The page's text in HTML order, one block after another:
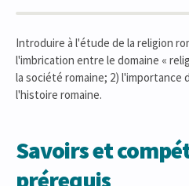
Introduire à l'étude de la religion
l'imbrication entre le domaine «
la société romaine; 2) l'importance
l'histoire romaine.
Savoirs et
prérequis